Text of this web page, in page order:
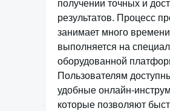
получении точных и
результатов. Процесс
занимает много
выполняется на
оборудованной
Пользователям
удобные онлайн-
которые позволяют